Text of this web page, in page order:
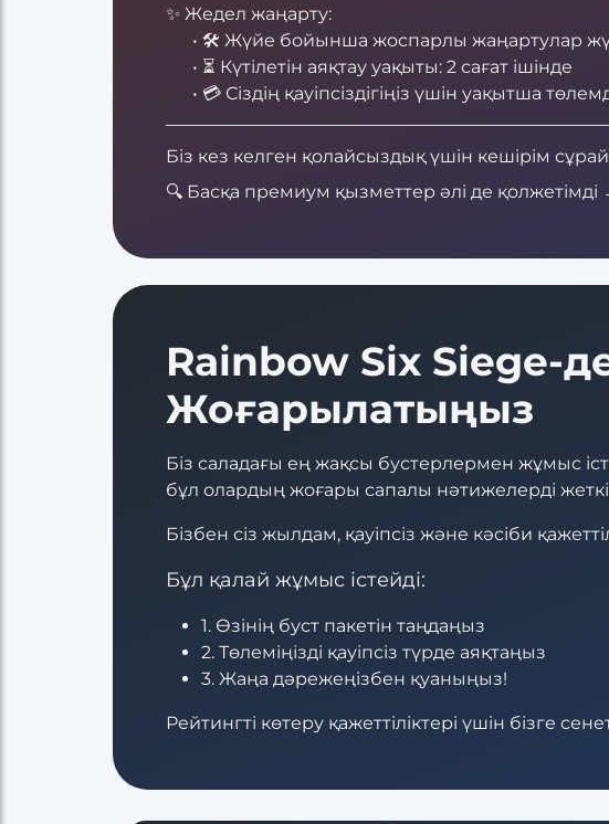
✨ Жедел жаңарту:
• 🛠 Жүйе бойынша жоспарлы жаңартулар
• ⏳ Күтілетін аяқтау уақыты: 2 сағат ішінде
• 💳 Сіздің қауіпсіздігіңіз үшін уақытша
Біз кез келген қолайсыздық үшін кешірім
🔍 Басқа премиум қызметтер әлі де қолжетімді
Rainbow Six Siege-
Жоғарылатыңыз
Біз саладағы ең жақсы бустерлермен жұмыс
бұл олардың жоғары сапалы нәтижелерді
Бізбен сіз жылдам, қауіпсіз және кәсіби
Бұл қалай жұмыс істейді:
1. Өзінің буст пакетін таңдаңыз
2. Төлеміңізді қауіпсіз түрде аяқтаңыз
3. Жаңа дәрежеңізбен қуаныңыз!
Рейтингті көтеру қажеттіліктері үшін бізге